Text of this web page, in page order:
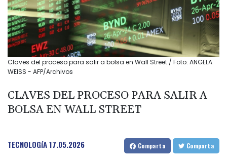
Claves del proceso para salir a bolsa en Wall Street / Foto: ANGELA
WEISS - AFP/Archivos
CLAVES DEL PROCESO PARA SALIR A
BOLSA EN WALL STREET
TECNOLOGíA17.05.2026 Comparta Comparta